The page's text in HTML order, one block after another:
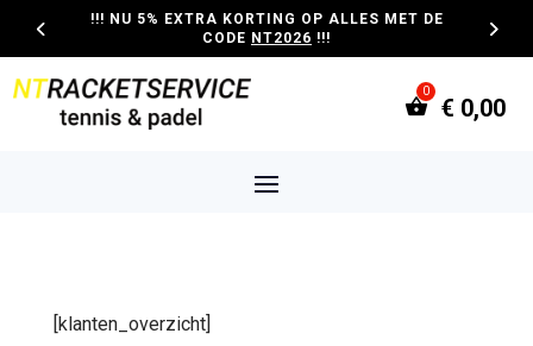
!!! NU 5% EXTRA KORTING OP ALLES MET DE
CODE NT2026 !!!
€ 0,00
[klanten_overzicht]